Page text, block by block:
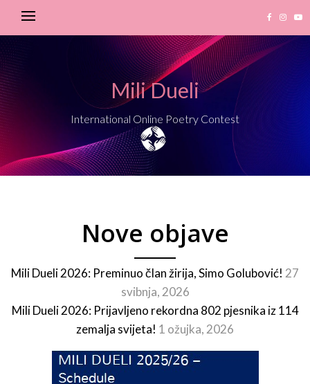
Mili Dueli
International Online Poetry Contest
Nove objave
Mili Dueli 2026: Preminuo član žirija, Simo Golubović! 27
svibnja, 2026
Mili Dueli 2026: Prijavljeno rekordna 802 pjesnika iz 114
zemalja svijeta! 1 ožujka, 2026